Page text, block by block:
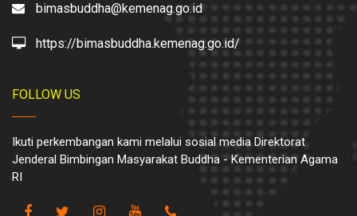
bimasbuddha@kemenag.go.id
https://bimasbuddha.kemenag.go.id/
FOLLOW US
Ikuti perkembangan kami melalui sosial media Direktorat
Jenderal Bimbingan Masyarakat Buddha - Kementerian Agama
RI